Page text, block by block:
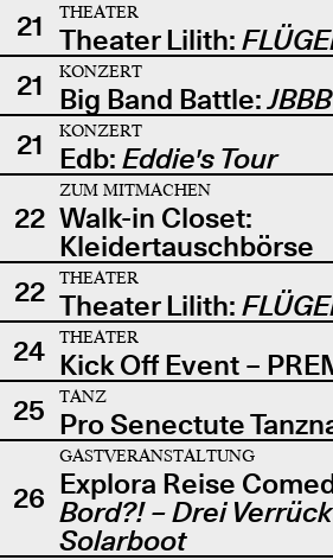
21
THEATER
Theater Lilith:
21
KONZERT
Big Band Battle:
21
KONZERT
Edb: Eddie's Tour
22
ZUM MITMACHEN
Walk-in Closet:
Kleidertauschbörse
22
THEATER
Theater Lilith:
24
THEATER
Kick Off Event –
25
TANZ
Pro Senectute
26
GASTVERANSTALTUNG
Explora Reise
Bord?! – Drei
Solarboot